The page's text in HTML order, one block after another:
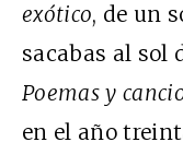
exótico, de un
sacabas al sol
Poemas y
en el año